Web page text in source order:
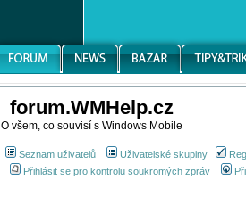
forum.WMHelp.cz
O všem, co souvisí s Windows Mobile
Seznam uživatelů Uživatelské skupiny
Přihlásit se pro kontrolu soukromých zpráv